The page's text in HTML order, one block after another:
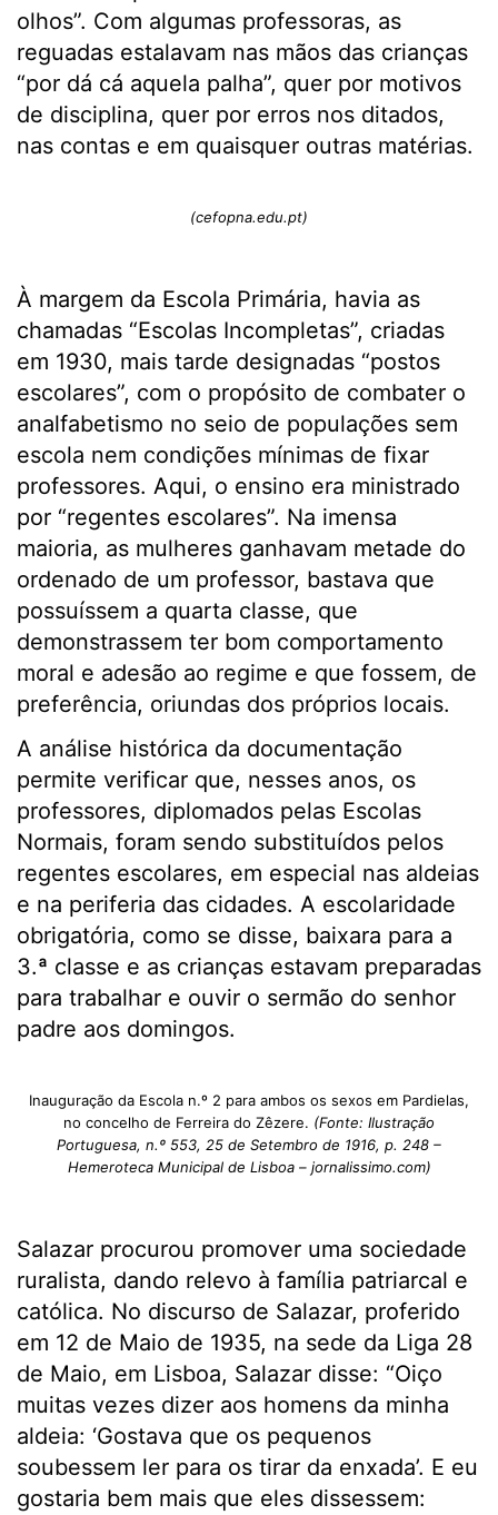
olhos”. Com algumas professoras, as
reguadas estalavam nas mãos das crianças
“por dá cá aquela palha”, quer por motivos
de disciplina, quer por erros nos ditados,
nas contas e em quaisquer outras matérias.
(cefopna.edu.pt)
À margem da Escola Primária, havia as
chamadas “Escolas Incompletas”, criadas
em 1930, mais tarde designadas “postos
escolares”, com o propósito de combater o
analfabetismo no seio de populações sem
escola nem condições mínimas de fixar
professores. Aqui, o ensino era ministrado
por “regentes escolares”. Na imensa
maioria, as mulheres ganhavam metade do
ordenado de um professor, bastava que
possuíssem a quarta classe, que
demonstrassem ter bom comportamento
moral e adesão ao regime e que fossem, de
preferência, oriundas dos próprios locais.
A análise histórica da documentação
permite verificar que, nesses anos, os
professores, diplomados pelas Escolas
Normais, foram sendo substituídos pelos
regentes escolares, em especial nas aldeias
e na periferia das cidades. A escolaridade
obrigatória, como se disse, baixara para a
3.ª classe e as crianças estavam preparadas
para trabalhar e ouvir o sermão do senhor
padre aos domingos.
Inauguração da Escola n.º 2 para ambos os sexos em Pardielas,
no concelho de Ferreira do Zêzere. (Fonte: Ilustração
Portuguesa, n.º 553, 25 de Setembro de 1916, p. 248 –
Hemeroteca Municipal de Lisboa – jornalissimo.com)
Salazar procurou promover uma sociedade
ruralista, dando relevo à família patriarcal e
católica. No discurso de Salazar, proferido
em 12 de Maio de 1935, na sede da Liga 28
de Maio, em Lisboa, Salazar disse: “Oiço
muitas vezes dizer aos homens da minha
aldeia: ‘Gostava que os pequenos
soubessem ler para os tirar da enxada’. E eu
gostaria bem mais que eles dissessem: